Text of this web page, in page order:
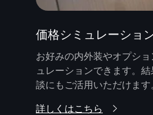
価格シミュレーショ
お好みの内外装やオプシ
ュレーションできます。
談にもご活用いただけます
詳しくはこちら